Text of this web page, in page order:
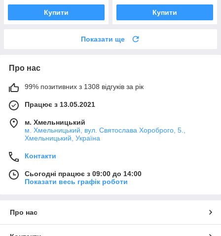
Купити Купити
Показати ще
Про нас
99% позитивних з 1308 відгуків за рік
Працює з 13.05.2021
м. Хмельницький
м. Хмельницький, вул. Святослава Хороброго, 5.,
Хмельницький, Україна
Контакти
Сьогодні працює з 09:00 до 14:00
Показати весь графік роботи
Про нас